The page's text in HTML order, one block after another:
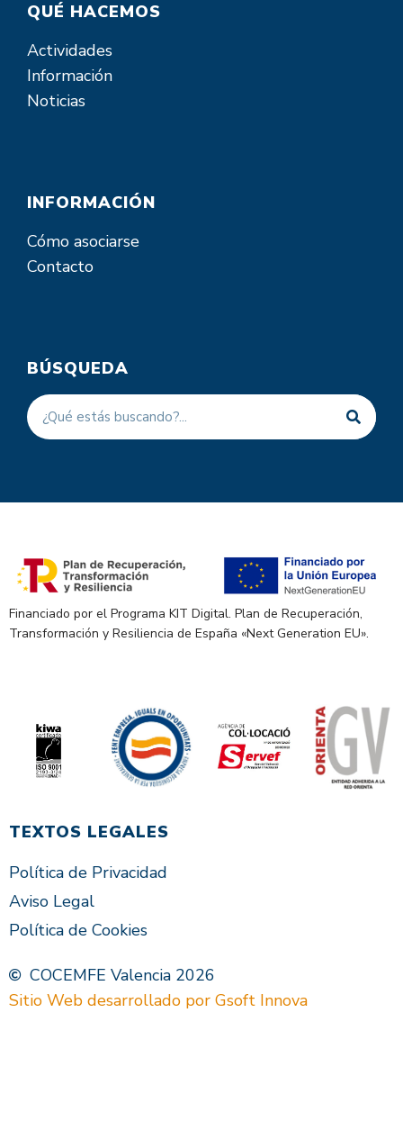
QUÉ HACEMOS
Actividades
Información
Noticias
INFORMACIÓN
Cómo asociarse
Contacto
BÚSQUEDA
Financiado por el Programa KIT Digital. Plan de Recuperación,
Transformación y Resiliencia de España «Next Generation EU».
TEXTOS LEGALES
Política de Privacidad
Aviso Legal
Política de Cookies
COCEMFE Valencia 2026
Sitio Web desarrollado por Gsoft Innova